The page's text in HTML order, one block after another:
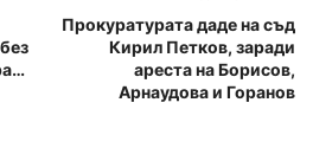
Прокуратурата даде на съд
Кирил Петков, заради
ареста на Борисов,
Арнаудова и Горанов